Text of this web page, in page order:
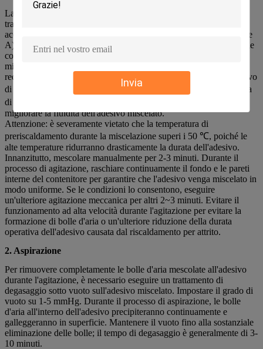
Invia
La resina è soggetta a sedimentazione e stratificazione durante il
trasporto o lo stoccaggio; pertanto, deve essere mescolato
accuratamente prima dell'uso. Pesare accuratamente la resina (Parte
A) e l'agente indurente (Parte B) in base al rapporto di miscelazione
consigliato, quindi versarli in un contenitore pulito per la
miscelazione. L'apparecchiatura di pesatura deve soddisfare i
requisiti di precisione per garantire che il rapporto sia preciso e privo
di errori. Se la temperatura ambiente è inferiore a 18℃, si consiglia
di preriscaldare la Parte A in forno a 50℃ per 45 minuti per
migliorare la fluidità dell'adesivo miscelato.
Attenzione: è severamente vietato che la temperatura di
preriscaldamento durante la miscelazione superi i 50 ℃, poiché le
alte temperature ridurranno drasticamente la durata dell'adesivo.
Innanzitutto, mescolare manualmente per 2-3 minuti. Durante il
processo di agitazione, raschiare continuamente il fondo e le pareti
interne del contenitore per garantire che l'adesivo venga miscelato in
modo uniforme. Se le condizioni lo consentono, eseguire
un'ulteriore agitazione meccanica per altri 2~3 minuti. Evitare il
funzionamento ad alta velocità durante l'agitazione per evitare la
formazione di bolle d'aria o un'ulteriore riduzione della durata
operativa dell'adesivo causata dal riscaldamento per attrito.
2. Aspirazione
Per rimuovere completamente le bolle d'aria mescolate all'adesivo
durante l'agitazione, è necessario eseguire un trattamento di
degasaggio sotto vuoto sull'adesivo miscelato. Impostare il grado di
vuoto su 1-5 mmHg. Durante il processo di aspirazione, le bolle
d'aria all'interno dell'adesivo precipiteranno continuamente e
galleggeranno in superficie. Mantenere il vuoto fino alla sostanziale
eliminazione delle bolle; il tempo di degasaggio è generalmente di 3-
10 minuti.